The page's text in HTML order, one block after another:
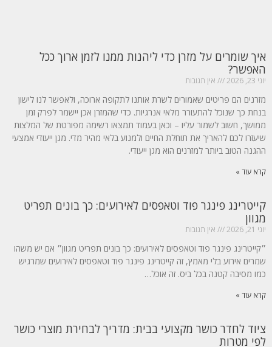
איך שומרים על מזרן כדי ליהנות ממנו לזמן ארוך ככל
האפשר?
יוני 23, 2026 אין תגובות
מזרנים הם פריטים שאמורים לשרת אותנו לתקופה ארוכה, ולאפשר לנו לישון
בנחת כך שנוכל להתעורר מלאי אנרגיות. כדי שהמזרן אכן יישמר לפרק זמן
ממושך, חשוב לשמור עליו – וכאן בעמוד תמצאו רשימה מפורטת של המלצות
שיעזרו לכם להאריך את תוחלת החיים ולמנוע בלאי מהיר מדי. מגן ייעודי אמצעי
ההגנה הטוב ביותר למזרנים הוא מגן ייעודי.
קרא עוד »
קייטרינג פינגר פוד וטאפסים לאירועים: כך בונים תפריט
מגוון
יוני 21, 2026 אין תגובות
״קייטרינג פינגר פוד וטאפסים לאירועים: כך בונים תפריט מגוון״ אם יש משהו
שמרים אירוע בלי מאמץ, זה קייטרינג פינגר פוד וטאפסים לאירועים שמרגיש
כמו מסיבה קטנה בכל ביס. זה אוכל…
קרא עוד »
ציוד לחדר כושר מקצועי בבית: מדריך לבחירת מוצרי כושר
לפי מטרות